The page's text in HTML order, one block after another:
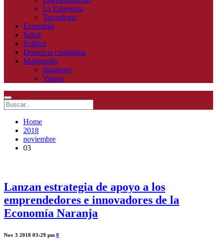
La Entrevista
Tecnologia
Economía
Salud
Política
Denuncia ciudadana
Multimedia
Imágenes
Videos
Home
2018
noviembre
03
Lanzan estrategia de apoyo a los
emprendedores e innovadores de la
Economía Naranja
Nov 3 2018 03:29 pm 0